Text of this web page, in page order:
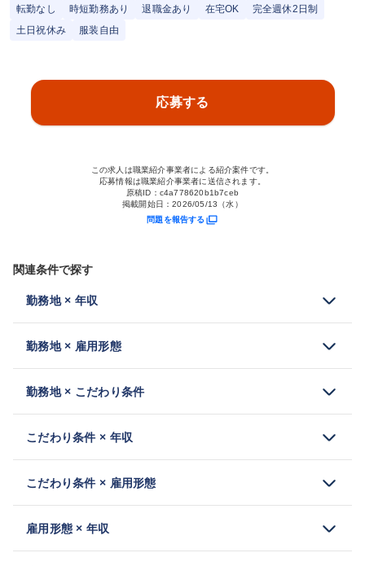
転勤なし
時短勤務あり 退職金あり 在宅OK
完全週休2日制
土日祝休み
服装自由
応募する
この求人は職業紹介事業者による紹介案件です。
応募情報は職業紹介事業者に送信されます。
原稿ID： c4a778620b1b7ceb
掲載開始日：2026/05/13（水）
問題を報告する
関連条件で探す
勤務地 × 年収
勤務地 × 雇用形態
勤務地 × こだわり条件
こだわり条件 × 年収
こだわり条件 × 雇用形態
雇用形態 × 年収